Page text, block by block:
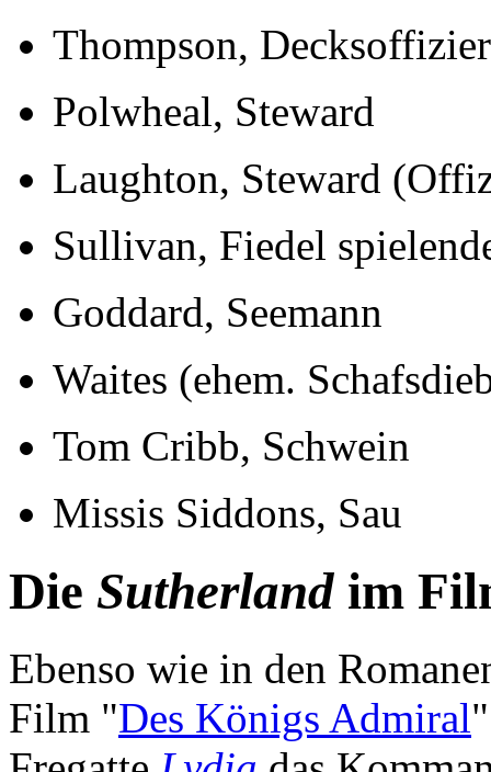
Thompson, Decksoffizier
Polwheal, Steward
Laughton, Steward
Sullivan, Fiedel
Goddard, Seemann
Waites (ehem.
Tom Cribb, Schwein
Missis Siddons, Sau
Die Sutherland im
Ebenso wie in den
Film "Des Königs Admiral